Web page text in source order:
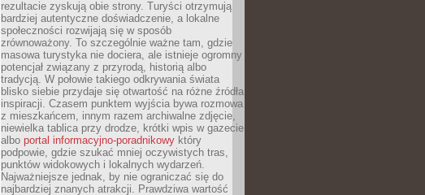
rezultacie zyskują obie strony. Turyści otrzymują
bardziej autentyczne doświadczenie, a lokalne
społeczności rozwijają się w sposób
zrównoważony. To szczególnie ważne tam, gdzie
masowa turystyka nie dociera, ale istnieje ogromny
potencjał związany z przyrodą, historią albo
tradycją. W połowie takiego odkrywania świata
blisko siebie przydaje się otwartość na różne źródła
inspiracji. Czasem punktem wyjścia bywa rozmowa
z mieszkańcem, innym razem archiwalne zdjęcie,
niewielka tablica przy drodze, krótki wpis w gazecie
albo portal informacyjno-poradnikowy który
podpowie, gdzie szukać mniej oczywistych tras,
punktów widokowych i lokalnych wydarzeń.
Najważniejsze jednak, by nie ograniczać się do
najbardziej znanych atrakcji. Prawdziwa wartość